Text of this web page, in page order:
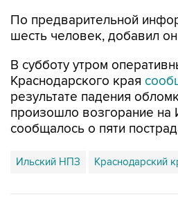
По предварительной
шесть человек, добавил
В субботу утром
Краснодарского края
результате падения
произошло возгорание на
сообщалось о пяти
Ильский НПЗ Краснодарский